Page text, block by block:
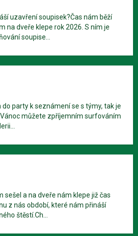
uzavření soupisek?Čas nám běží
na dveře klepe rok 2026. S ním je
soupise...
do party k seznámení se s týmy, tak je
můžete zpříjemním surfováním
sešel a na dveře nám klepe již čas
z nás období, které nám přináší
štěstí.Ch...